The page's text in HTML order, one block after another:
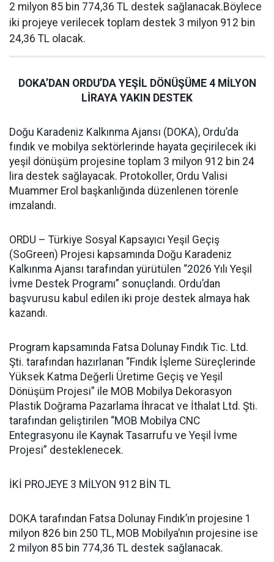
2 milyon 85 bin 774,36 TL destek sağlanacak.Böylece
iki projeye verilecek toplam destek 3 milyon 912 bin
24,36 TL olacak.
DOKA’DAN ORDU’DA YEŞİL DÖNÜŞÜME 4 MİLYON
LİRAYA YAKIN DESTEK
Doğu Karadeniz Kalkınma Ajansı (DOKA), Ordu’da
fındık ve mobilya sektörlerinde hayata geçirilecek iki
yeşil dönüşüm projesine toplam 3 milyon 912 bin 24
lira destek sağlayacak. Protokoller, Ordu Valisi
Muammer Erol başkanlığında düzenlenen törenle
imzalandı.
ORDU – Türkiye Sosyal Kapsayıcı Yeşil Geçiş
(SoGreen) Projesi kapsamında Doğu Karadeniz
Kalkınma Ajansı tarafından yürütülen “2026 Yılı Yeşil
İvme Destek Programı” sonuçlandı. Ordu’dan
başvurusu kabul edilen iki proje destek almaya hak
kazandı.
Program kapsamında Fatsa Dolunay Fındık Tic. Ltd.
Şti. tarafından hazırlanan “Fındık İşleme Süreçlerinde
Yüksek Katma Değerli Üretime Geçiş ve Yeşil
Dönüşüm Projesi” ile MOB Mobilya Dekorasyon
Plastik Doğrama Pazarlama İhracat ve İthalat Ltd. Şti.
tarafından geliştirilen “MOB Mobilya CNC
Entegrasyonu ile Kaynak Tasarrufu ve Yeşil İvme
Projesi” desteklenecek.
İKİ PROJEYE 3 MİLYON 912 BİN TL
DOKA tarafından Fatsa Dolunay Fındık’ın projesine 1
milyon 826 bin 250 TL, MOB Mobilya’nın projesine ise
2 milyon 85 bin 774,36 TL destek sağlanacak.